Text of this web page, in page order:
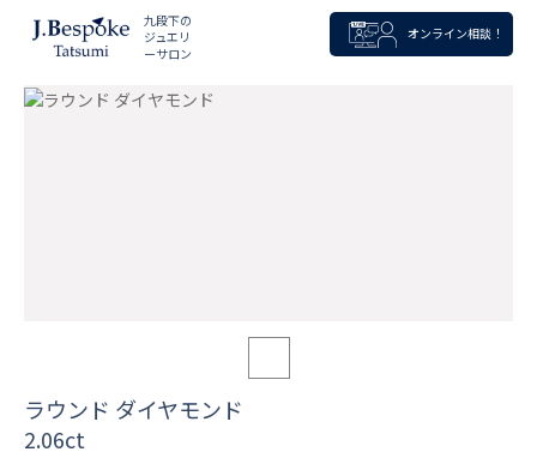
九段下の
ジュエリ
ーサロン
オンライン相談！
ラウンド ダイヤモンド
2.06ct